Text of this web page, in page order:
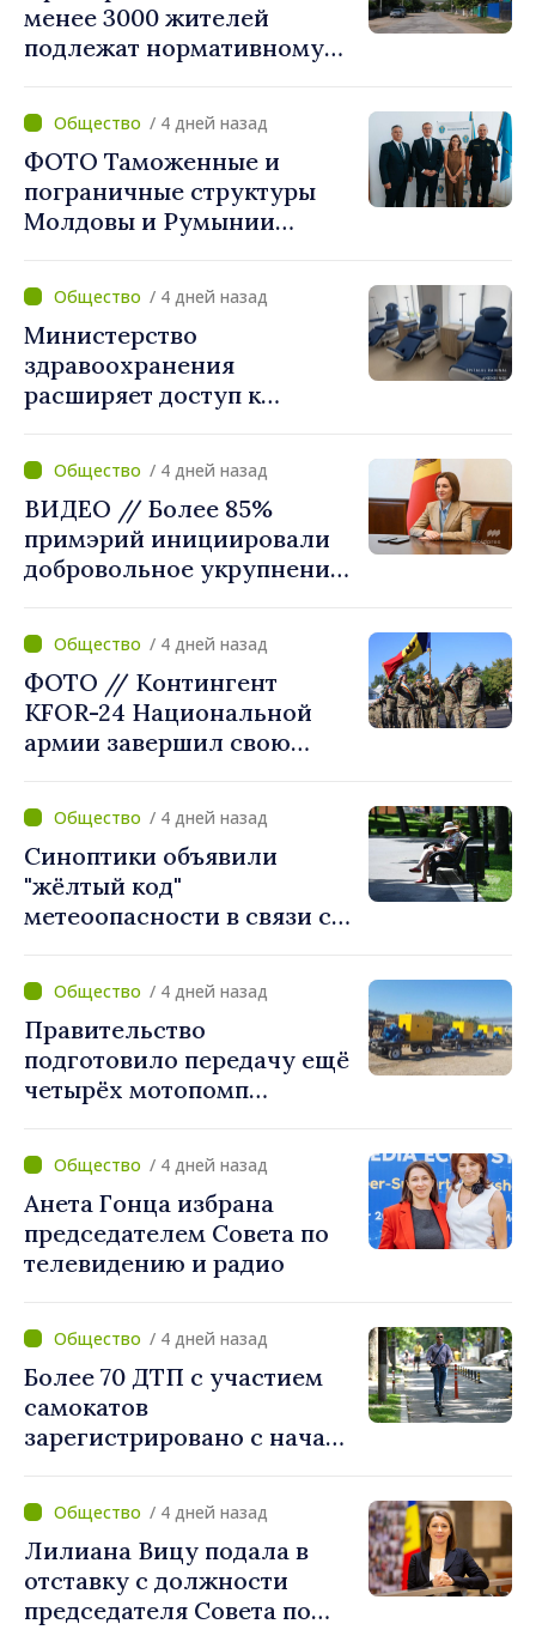
менее 3000 жителей
подлежат нормативному
«Реформу нужно
завершить этой осенью»
/ 4 дней назад
ФОТО Таможенные и
пограничные структуры
Молдовы и Румынии
по разгрузке движения на
КПП "Леушены–Албица"
/ 4 дней назад
Министерство
здравоохранения
расширяет доступ к
Новоаненской и Сорокской
районных больницах
/ 4 дней назад
ВИДЕО // Более 85%
примэрий инициировали
добровольное укрупнение.
приветствует смелые
решения местных властей:
«Вы поставили интересы
людей на первое место»
/ 4 дней назад
ФОТО // Контингент
KFOR-24 Национальной
армии завершил свою
/ 4 дней назад
Синоптики объявили
"жёлтый код"
метеоопасности в связи с
поднимется до 36°C
/ 4 дней назад
Правительство
подготовило передачу ещё
четырёх мотопомп
предприятию «Apă Canal»
/ 4 дней назад
Анета Гонца избрана
председателем Совета по
телевидению и радио
/ 4 дней назад
Более 70 ДТП с участием
самокатов
зарегистрировано с начала
водителей соблюдать
правила дорожного
движения
/ 4 дней назад
Лилиана Вицу подала в
отставку с должности
председателя Совета по